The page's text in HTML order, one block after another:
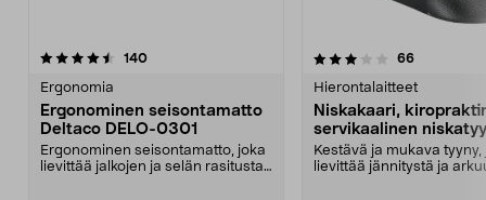
140arvostelut
Ergonomia
Ergonominen seisontamatto
Deltaco DELO-0301
Ergonominen seisontamatto, joka
lievittää jalkojen ja selän rasitusta.
3.5 viidestä
66arvostelut
Hierontalaitteet
Niskakaari,
servikaalinen
Kestävä ja mukava tyyny,
lievittää jännitystä ja
4.5 viidestä